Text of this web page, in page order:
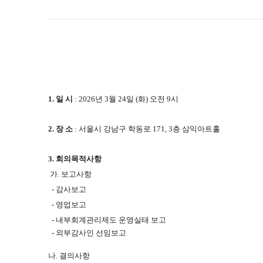
1. 일 시 : 2026년 3월 24일 (화) 오전 9시
2. 장 소 : 서울시 강남구 학동로 171, 3층 삼익아트홀
3. 회의목적사항
가. 보고사항
- 감사보고
- 영업보고
- 내부회계관리제도 운영실태 보고
- 외부감사인 선임보고
나. 결의사항